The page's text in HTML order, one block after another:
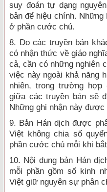
suy đoán tự dạng
bản để hiệu chính.
ở phần cước chú.
8. Do các truyền bản
có nhận thức về giáo
cả, cần có những nghiên
việc này ngoài khả năng
nhiên, trong trường
giữa các truyền bản sẽ
Những ghi nhận này
9. Bản Hán dịch được
Việt không chia số
phần cước chú mỗi khi
10. Nội dung bản Hán
mỗi phần gồm số kinh
Việt giữ nguyên sự phân